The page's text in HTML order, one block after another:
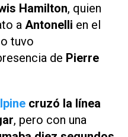
Hamilton, quien
a Antonelli en el
tuvo
de Pierre
cruzó la línea
, pero con una